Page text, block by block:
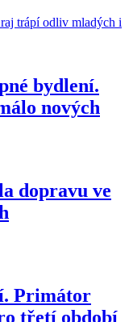
bydlení.
nových
dopravu ve
Primátor
třetí období